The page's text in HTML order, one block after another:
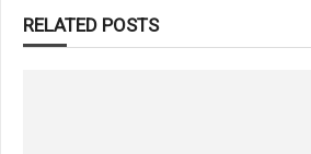
RELATED POSTS